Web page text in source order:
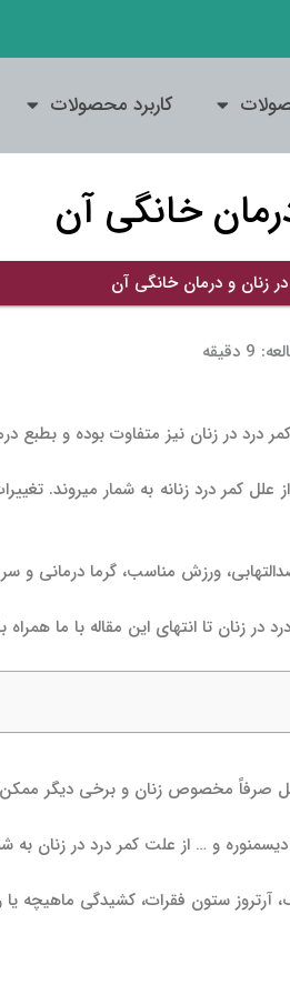
کاربرد محصولات
خانگی آن
زنان و درمان خانگی آن
9 دقیقه
درد در زنان نیز متفاوت بوده و بطبع
کمر درد زنانه به شمار می­روند.
ورزش مناسب، گرما درمانی
تا انتهای این مقاله با ما همراه
علل صرفاً مخصوص زنان و برخی دیگر
دیسمنوره و … از علت کمر درد در زنان
ستون فقرات، کشیدگی ماهیچه یا